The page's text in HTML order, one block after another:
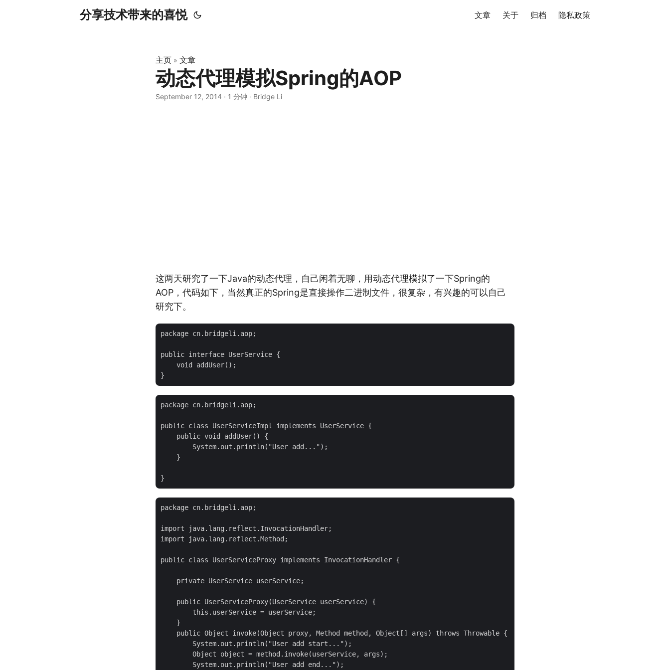
分享技术带来的喜悦 文章 关于 归档 隐私政策
主页 » 文章
动态代理模拟Spring的AOP
September 12, 2014 · 1 分钟 · Bridge Li
这两天研究了一下Java的动态代理，自己闲着无聊，用动态代理模拟了一下Spring的
AOP，代码如下，当然真正的Spring是直接操作二进制文件，很复杂，有兴趣的可以自己
研究下。
package cn.bridgeli.aop;
public interface UserService {
    void addUser();
package cn.bridgeli.aop;
public class UserServiceImpl implements UserService {
    public void addUser() {
        System.out.println("User add...");
    }
package cn.bridgeli.aop;
import java.lang.reflect.InvocationHandler;
import java.lang.reflect.Method;
public class UserServiceProxy implements InvocationHandler {
    private UserService userService;
    public UserServiceProxy(UserService userService) {
        this.userService = userService;
    }
    public Object invoke(Object proxy, Method method, Object[] args) throws Throwable {
        System.out.println("User add start...");
        Object object = method.invoke(userService, args);
        System.out.println("User add end...");